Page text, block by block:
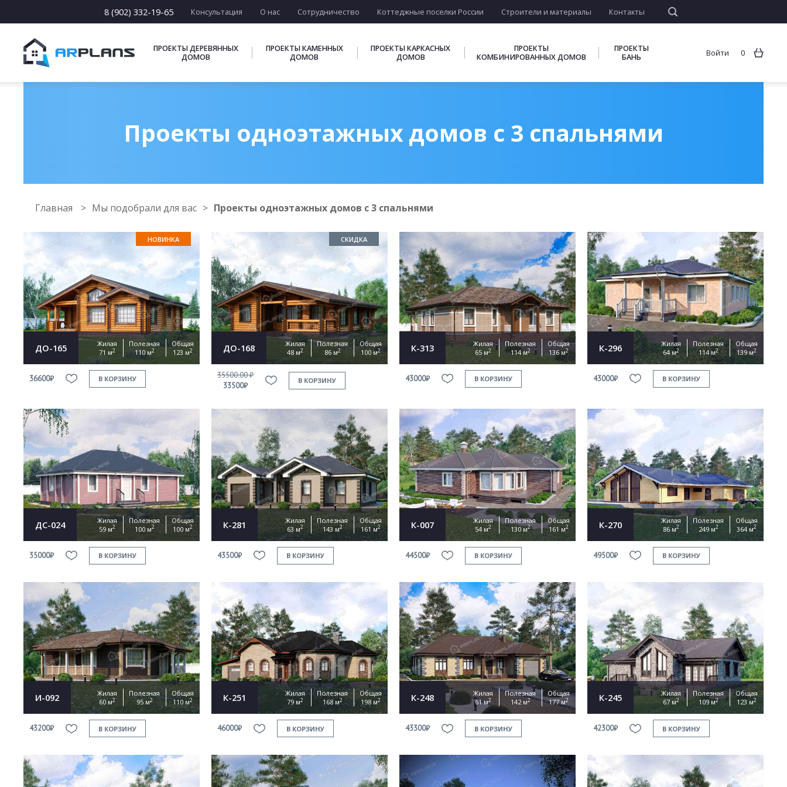
8 (902) 332-19-65 Консультация О нас Сотрудничество Коттеджные поселки России Строители и материалы Контакты
ПРОЕКТЫ ДЕРЕВЯННЫХ
ДОМОВ
ПРОЕКТЫ КАМЕННЫХ
ДОМОВ
ПРОЕКТЫ КАРКАСНЫХ
ДОМОВ
ПРОЕКТЫ
КОМБИНИРОВАННЫХ ДОМОВ
ПРОЕКТЫ
БАНЬ
Войти 0
Проекты одноэтажных домов с 3 спальнями
Главная Мы подобрали для вас Проекты одноэтажных домов с 3 спальнями
НОВИНКА
ДО-165
Жилая
71 м2
Полезная
110 м2
Общая
123 м2
36600₽ В КОРЗИНУ
СКИДКА
ДО-168
Жилая
48 м2
Полезная
86 м2
Общая
100 м2
35500.00 ₽
33500₽
В КОРЗИНУ
К-313
Жилая
65 м2
Полезная
114 м2
Общая
136 м2
43000₽ В КОРЗИНУ
К-296
Жилая
64 м2
Полезная
114 м2
Общая
139 м2
43000₽ В КОРЗИНУ
ДС-024
Жилая
59 м2
Полезная
100 м2
Общая
100 м2
35000₽ В КОРЗИНУ
К-281
Жилая
63 м2
Полезная
143 м2
Общая
161 м2
43500₽ В КОРЗИНУ
К-007
Жилая
54 м2
Полезная
130 м2
Общая
161 м2
44500₽ В КОРЗИНУ
К-270
Жилая
86 м2
Полезная
249 м2
Общая
364 м2
49500₽ В КОРЗИНУ
И-092
Жилая
60 м2
Полезная
95 м2
Общая
110 м2
43200₽ В КОРЗИНУ
К-251
Жилая
79 м2
Полезная
168 м2
Общая
198 м2
46000₽ В КОРЗИНУ
К-248
Жилая
61 м2
Полезная
142 м2
Общая
177 м2
43300₽ В КОРЗИНУ
К-245
Жилая
67 м2
Полезная
109 м2
Общая
123 м2
42300₽ В КОРЗИНУ